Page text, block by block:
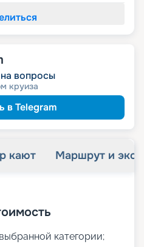
вопросы
круиза
в Telegram
кают Маршрут и
категории;